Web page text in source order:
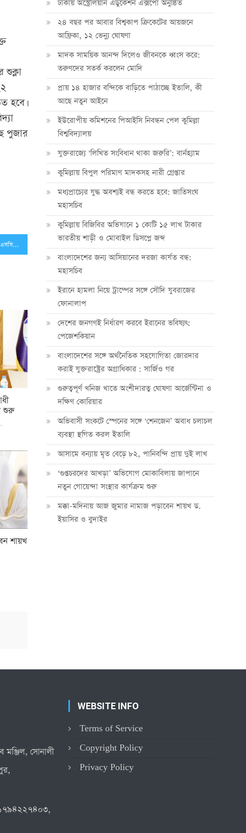
শুক্লা
হবে।
পুজার
দেবিদ্বারের এসএসসি ৯৩ ও এইচএসসি ৯৫ ব্যাচ’র বার্ষিক মিলন মেলা
শুরু
শায়খ
ঢাকায় অস্ট্রেলিয়ান এডুকেশন এক্সপো অনুষ্ঠিত
২৪ বছর পর আবার বিশ্বকাপ ক্রিকে‌টের আয়জনে
আফ্রিকা, ১২ ভেন্যু ঘোষণা
মাদক সাময়িক আনন্দ দিলেও জীবনকে ধ্বংস করে:
তরুণদের সতর্ক করলেন মোদি
প্রায় ১৪ হাজার বন্দিকে বাড়িতে পাঠাচ্ছে ইতালি, কী
আছে নতুন আইনে
ইউরোপীয় কমিশনের পিআইসি নিবন্ধন পেল কুমিল্লা
বিশ্ববিদ্যালয়
যুক্তরাজ্যে ‘লিখিত সংবিধান থাকা জরুরি’: বার্নহ্যাম
কুমিল্লায় বিপুল পরিমাণ মাদকসহ নারী গ্রেপ্তার
মধ্যপ্রাচ্যের যুদ্ধ অবশ্যই বন্ধ করতে হবে: জাতিসংঘ
মহাসচিব
কুমিল্লায় বিজিবির অভিযানে ১ কোটি ১৫ লাখ টাকার
ভারতীয় শাড়ী ও মোবাইল ডিসপ্লে জব্দ
বাংলাদেশের জন্য আসিয়ানের দরজা কার্যত বন্ধ:
মহাসচিব
ইরানে হামলা নিয়ে ট্রাম্পের সঙ্গে সৌদি যুবরাজের
ফোনালাপ
দেশের জনগণই নির্ধারণ করবে ইরানের ভবিষ্যৎ:
পেজেশকিয়ান
বাংলাদেশের সঙ্গে অর্থনৈতিক সহযোগিতা জোরদার
করাই যুক্তরাষ্ট্রের অগ্রাধিকার : সার্জিও গর
গুরুত্বপূর্ণ খনিজ খাতে অংশীদারত্ব ঘোষণা আর্জেন্টিনা ও
দক্ষিণ কোরিয়ার
অভিবাসী সংকটে স্পেনের সঙ্গে ‘শেনজেন’ অবাধ চলাচল
ব্যবস্থা স্থগিত করল ইতালি
আসামে বন্যায় মৃত বেড়ে ৮২, পানিবন্দি প্রায় দুই লাখ
‘গুপ্তচরদের আখড়া’ অভিযোগ মোকাবিলায় জাপানে
নতুন গোয়েন্দা সংস্থার কার্যক্রম শুরু
মক্কা-মদিনায় আজ জুমার নামাজ পড়াবেন শায়খ ড.
ইয়াসির ও বুদাইর
মঞ্জিল, সোনালী
WEBSITE INFO
Terms of Service
Copyright Policy
Privacy Policy